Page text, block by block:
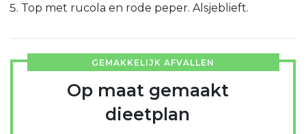
Top met rucola en rode peper. Alsjeblieft.
GEMAKKELIJK AFVALLEN
Op maat gemaakt
dieetplan